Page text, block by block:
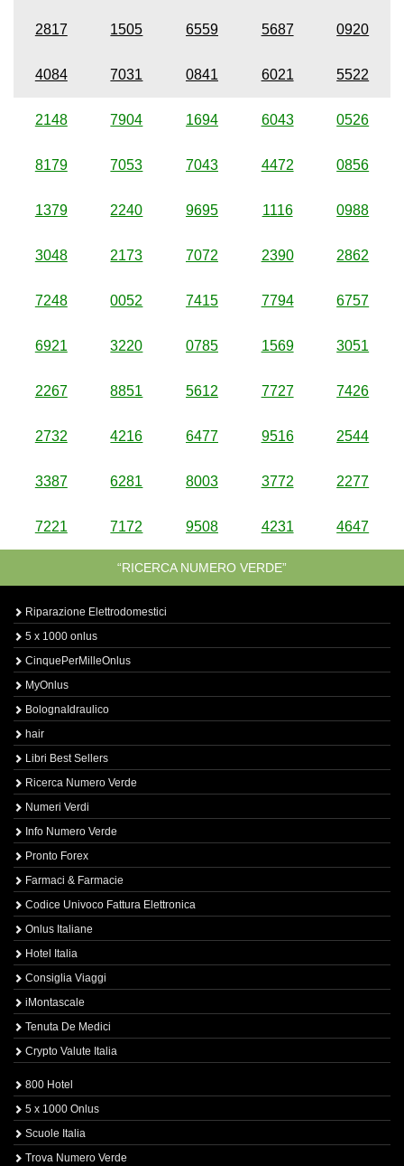
2817 1505 6559 5687 0920
4084 7031 0841 6021 5522
2148 7904 1694 6043 0526
8179 7053 7043 4472 0856
1379 2240 9695 1116 0988
3048 2173 7072 2390 2862
7248 0052 7415 7794 6757
6921 3220 0785 1569 3051
2267 8851 5612 7727 7426
2732 4216 6477 9516 2544
3387 6281 8003 3772 2277
7221 7172 9508 4231 4647
“RICERCA NUMERO VERDE”
Riparazione Elettrodomestici
5 x 1000 onlus
CinquePerMilleOnlus
MyOnlus
BolognaIdraulico
hair
Libri Best Sellers
Ricerca Numero Verde
Numeri Verdi
Info Numero Verde
Pronto Forex
Farmaci & Farmacie
Codice Univoco Fattura Elettronica
Onlus Italiane
Hotel Italia
Consiglia Viaggi
iMontascale
Tenuta De Medici
Crypto Valute Italia
800 Hotel
5 x 1000 Onlus
Scuole Italia
Trova Numero Verde